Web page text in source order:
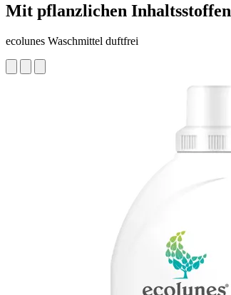
Mit pflanzlichen Inhaltsstoffen
ecolunes Waschmittel duftfrei